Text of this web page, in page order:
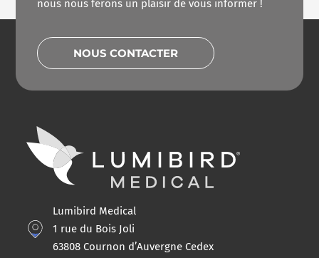
nous nous ferons un plaisir de vous informer !
NOUS CONTACTER
Lumibird Medical
1 rue du Bois Joli
63808 Cournon d’Auvergne Cedex